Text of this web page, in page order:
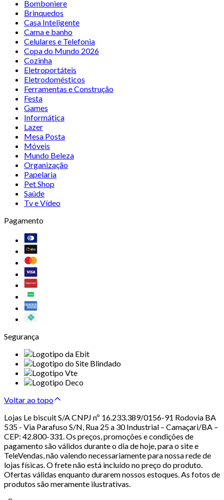
Bomboniere
Brinquedos
Casa Inteligente
Cama e banho
Celulares e Telefonia
Copa do Mundo 2026
Cozinha
Eletroportáteis
Eletrodomésticos
Ferramentas e Construção
Festa
Games
Informática
Lazer
Mesa Posta
Móveis
Mundo Beleza
Organização
Papelaria
Pet Shop
Saúde
Tv e Vídeo
Pagamento
Segurança
Voltar ao topo
Lojas Le biscuit S/A CNPJ nº 16.233.389/0156-91 Rodovia BA
535 - Via Parafuso S/N, Rua 25 a 30 Industrial – Camaçari/BA –
CEP: 42.800-331. Os preços, promoções e condições de
pagamento são válidos durante o dia de hoje, para o site e
TeleVendas, não valendo necessariamente para nossa rede de
lojas físicas. O frete não está incluído no preço do produto.
Ofertas válidas enquanto durarem nossos estoques. As fotos de
produtos são meramente ilustrativas.